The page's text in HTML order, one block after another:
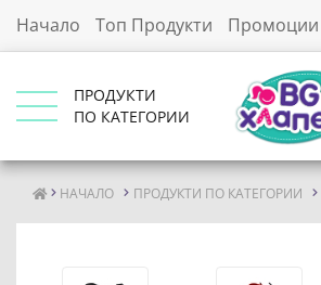
Начало Топ Продукти Промоции
ПРОДУКТИ
ПО КАТЕГОРИИ
НАЧАЛО ПРОДУКТИ ПО КАТЕГОРИИ